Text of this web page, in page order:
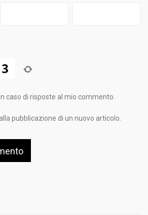
caso di risposte al mio commento.
pubblicazione di un nuovo articolo.